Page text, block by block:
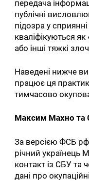
передача
публічні
підозра у
кваліфікуються
або інші тяжкі
Наведені нижче
працює ця
тимчасово
Максим Махно та
За версією ФСБ
річний
контакт із СБУ та
дані про